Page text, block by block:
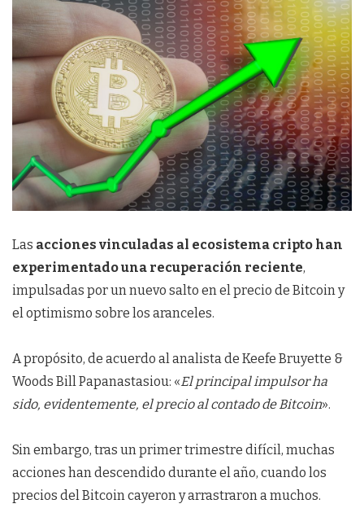
Las acciones vinculadas al ecosistema cripto han
experimentado una recuperación reciente,
impulsadas por un nuevo salto en el precio de Bitcoin y
el optimismo sobre los aranceles.
A propósito, de acuerdo al analista de Keefe Bruyette &
Woods Bill Papanastasiou: «El principal impulsor ha
sido, evidentemente, el precio al contado de Bitcoin».
Sin embargo, tras un primer trimestre difícil, muchas
acciones han descendido durante el año, cuando los
precios del Bitcoin cayeron y arrastraron a muchos.